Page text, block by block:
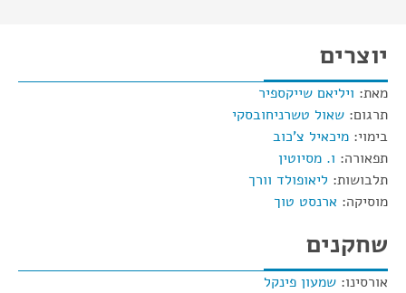
יוצרים
מאת: ויליאם שייקספיר
תרגום: שאול טשרניחובסקי
בימוי: מיכאיל צ'כוב
תפאורה: ו. מסיוטין
תלבושות: ליאופולד וורך
מוסיקה: ארנסט טוך
שחקנים
אורסינו: שמעון פינקל